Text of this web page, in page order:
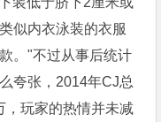
似内衣泳装的衣服
。"不过从事后统计
夸张，2014年CJ总
，玩家的热情并未减